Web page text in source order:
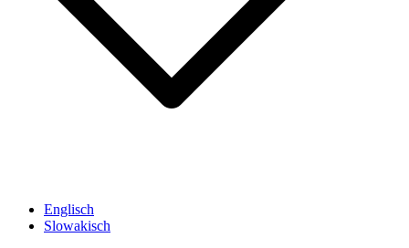
Englisch
Slowakisch